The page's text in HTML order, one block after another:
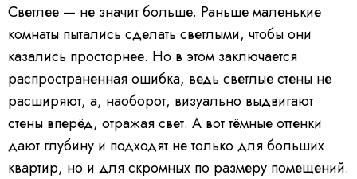
Светлее — не значит больше. Раньше маленькие
комнаты пытались сделать светлыми, чтобы они
казались просторнее. Но в этом заключается
распространенная ошибка, ведь светлые стены не
расширяют, а, наоборот, визуально выдвигают
стены вперёд, отражая свет. А вот тёмные оттенки
дают глубину и подходят не только для больших
квартир, но и для скромных по размеру помещений.